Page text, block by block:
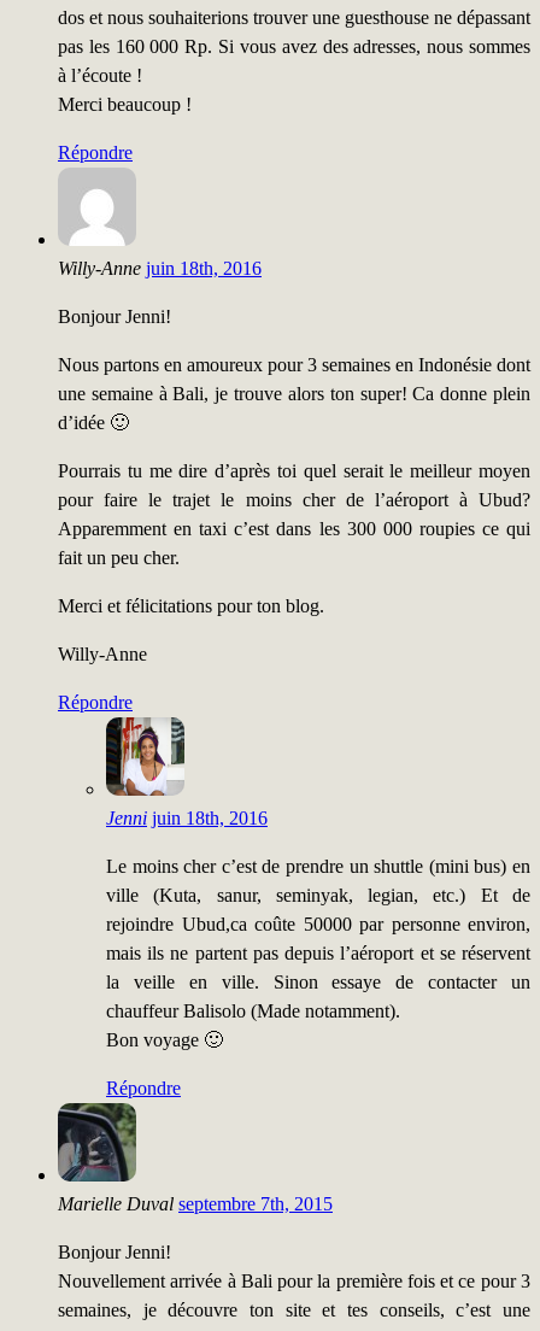
dos et nous souhaiterions trouver une guesthouse ne dépassant
pas les 160 000 Rp. Si vous avez des adresses, nous sommes
à l’écoute !
Merci beaucoup !
Répondre
Willy-Anne juin 18th, 2016
Bonjour Jenni!
Nous partons en amoureux pour 3 semaines en Indonésie dont
une semaine à Bali, je trouve alors ton super! Ca donne plein
d’idée 🙂
Pourrais tu me dire d’après toi quel serait le meilleur moyen
pour faire le trajet le moins cher de l’aéroport à Ubud?
Apparemment en taxi c’est dans les 300 000 roupies ce qui
fait un peu cher.
Merci et félicitations pour ton blog.
Willy-Anne
Répondre
Jenni juin 18th, 2016
Le moins cher c’est de prendre un shuttle (mini bus) en
ville (Kuta, sanur, seminyak, legian, etc.) Et de
rejoindre Ubud,ca coûte 50000 par personne environ,
mais ils ne partent pas depuis l’aéroport et se réservent
la veille en ville. Sinon essaye de contacter un
chauffeur Balisolo (Made notamment).
Bon voyage 🙂
Répondre
Marielle Duval septembre 7th, 2015
Bonjour Jenni!
Nouvellement arrivée à Bali pour la première fois et ce pour 3
semaines, je découvre ton site et tes conseils, c’est une